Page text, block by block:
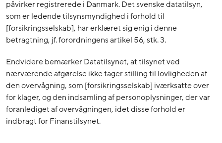
påvirker registrerede i Danmark. Det svenske datatilsyn,
som er ledende tilsynsmyndighed i forhold til
[forsikringsselskab], har erklæret sig enig i denne
betragtning, jf. forordningens artikel 56, stk. 3.
Endvidere bemærker Datatilsynet, at tilsynet ved
nærværende afgørelse ikke tager stilling til lovligheden af
den overvågning, som [forsikringsselskab] iværksatte over
for klager, og den indsamling af personoplysninger, der var
foranlediget af overvågningen, idet disse forhold er
indbragt for Finanstilsynet.